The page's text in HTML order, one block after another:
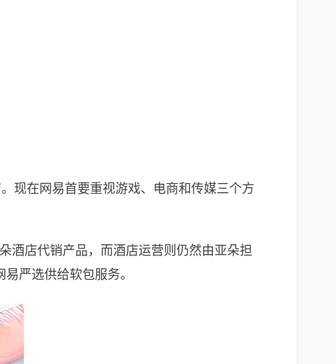
现在网易首要重视游戏、电商和传媒三个方
酒店代销产品，而酒店运营则仍然由亚朵担
严选供给软包服务。